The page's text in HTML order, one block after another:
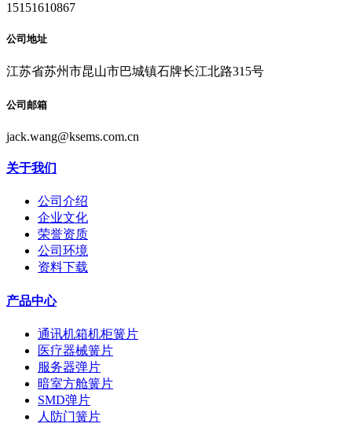
15151610867
公司地址
江苏省苏州市昆山市巴城镇石牌长江北路315号
公司邮箱
jack.wang@ksems.com.cn
关于我们
公司介绍
企业文化
荣誉资质
公司环境
资料下载
产品中心
通讯机箱机柜簧片
医疗器械簧片
服务器弹片
暗室方舱簧片
SMD弹片
人防门簧片